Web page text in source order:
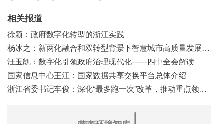
相关报道
徐颖：政府数字化转型的浙江实践
杨冰之：新两化融合和双转型背景下智慧城市高质量发展之浅见
汪玉凯：数字化引领政府治理现代化——四中全会解读
国家信息中心王江：国家数据共享交换平台总体介绍
浙江省委书记车俊：深化“最多跑一次”改革，推动重点领域改革